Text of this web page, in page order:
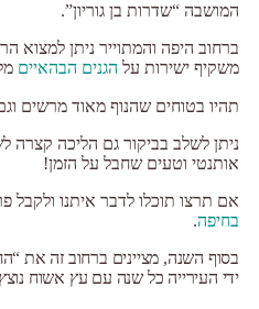
המושבה “שדרות בן גוריון”.
ברחוב היפה והמתוייר ניתן למצוא
משקיף ישירות על הגנים הבהאיים
תהיו בטוחים שהנוף מאוד מרשים
ניתן לשלב בביקור גם הליכה קצרה
אותנטי וטעים שחבל על הזמן!
אם תרצו תוכלו לדבר איתנו ולקבל
בחיפה.
בסוף השנה, מציינים ברחוב זה את
ידי העירייה כל שנה עם עץ אשוח